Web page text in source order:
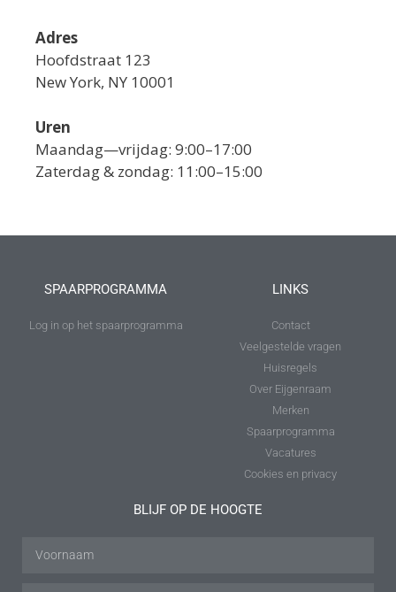
Adres
Hoofdstraat 123
New York, NY 10001
Uren
Maandag—vrijdag: 9:00–17:00
Zaterdag & zondag: 11:00–15:00
SPAARPROGRAMMA
Log in op het spaarprogramma
LINKS
Contact
Veelgestelde vragen
Huisregels
Over Eijgenraam
Merken
Spaarprogramma
Vacatures
Cookies en privacy
BLIJF OP DE HOOGTE